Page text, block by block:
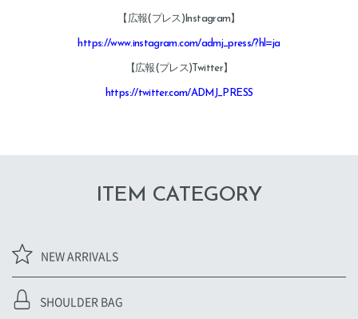
【広報(プレス)Instagram】
https://www.instagram.com/admj_press/?hl=ja
【広報(プレス)Twitter】
https://twitter.com/ADMJ_PRESS
ITEM CATEGORY
NEW ARRIVALS
SHOULDER BAG